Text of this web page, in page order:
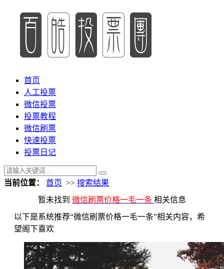
首页
人工投票
微信投票
投票教程
微信刷票
快速投票
投票日记
当前位置： 首页 >> 搜索结果
暂未找到 微信刷票价格一毛一条 相关信息
以下是系统推荐“微信刷票价格一毛一条”相关内容，希
望阁下喜欢